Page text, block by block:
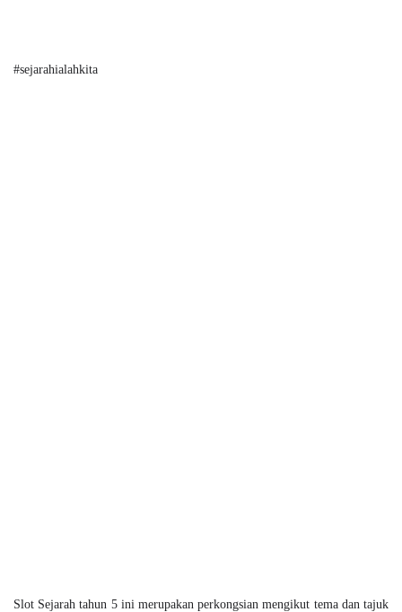
#sejarahialahkita
Slot Sejarah tahun 5 ini merupakan perkongsian mengikut tema dan tajuk